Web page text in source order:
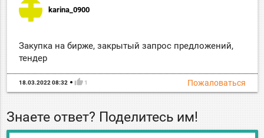
karina_0900
Закупка на бирже, закрытый запрос предложений,
тендер
Пожаловаться
18.03.2022 08:32 thumb_up 1
Знаете ответ? Поделитесь им!